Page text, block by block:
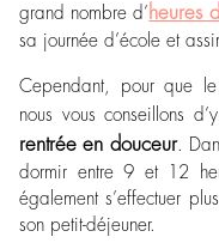
grand nombre d’heures
sa journée d’école et
Cependant, pour que
nous vous conseillons
rentrée en douceur.
dormir entre 9 et 12
également s’effectuer
son petit-déjeuner.